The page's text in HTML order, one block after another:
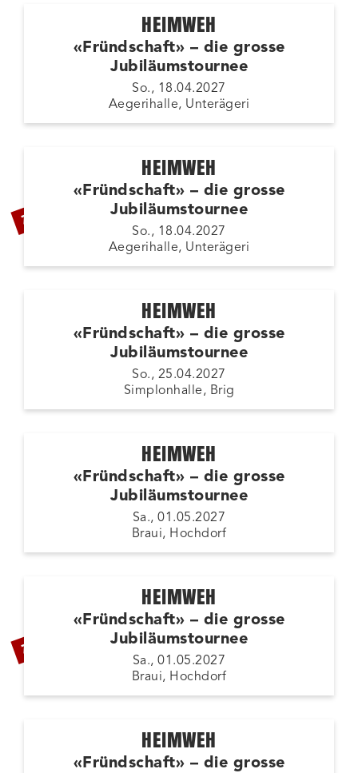
HEIMWEH
«Fründschaft» – die grosse
Jubiläumstournee
So., 18.04.2027
Aegerihalle, Unterägeri
ZUSATZSHOW
HEIMWEH
«Fründschaft» – die grosse
Jubiläumstournee
So., 18.04.2027
Aegerihalle, Unterägeri
HEIMWEH
«Fründschaft» – die grosse
Jubiläumstournee
So., 25.04.2027
Simplonhalle, Brig
HEIMWEH
«Fründschaft» – die grosse
Jubiläumstournee
Sa., 01.05.2027
Braui, Hochdorf
ZUSATZSHOW
HEIMWEH
«Fründschaft» – die grosse
Jubiläumstournee
Sa., 01.05.2027
Braui, Hochdorf
HEIMWEH
«Fründschaft» – die grosse